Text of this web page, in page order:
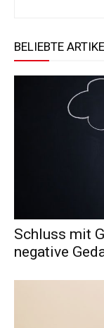
BELIEBTE
Schluss mit
negative